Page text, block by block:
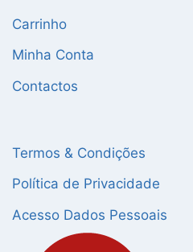
Carrinho
Minha Conta
Contactos
Termos & Condições
Política de Privacidade
Acesso Dados Pessoais